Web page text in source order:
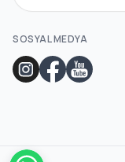
SOSYAL MEDYA